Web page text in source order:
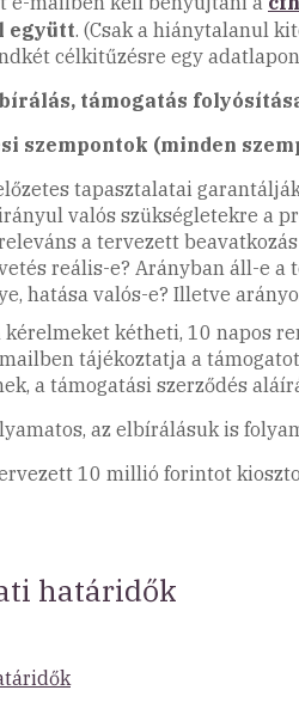
együtt. (Csak a hiánytalanul
célkitűzésre egy
támogatás
szempontok (minden
tapasztalatai
valós szükségletekre a
a tervezett
reális-e? Arányban áll-e
hatása valós-e? Illetve
kétheti, 10 napos
tájékoztatja a
a támogatási szerződés
az elbírálásuk is
10 millió forintot
határidők